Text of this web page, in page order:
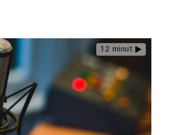
12 minut